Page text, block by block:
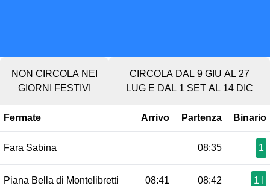
NON CIRCOLA NEI
GIORNI FESTIVI
CIRCOLA DAL 9 GIU AL 27
LUG E DAL 1 SET AL 14 DIC
Fermate Arrivo Partenza Binario
Fara Sabina 08:35 1
Piana Bella di Montelibretti 08:41 08:42 1 I